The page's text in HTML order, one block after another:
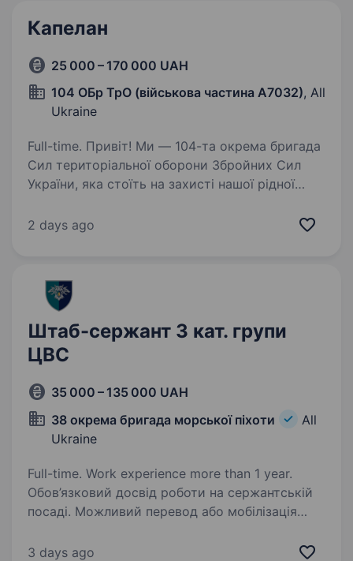
Капелан
25 000 – 170 000 UAH
104 ОБр ТрО (військова частина А7032), All
Ukraine
Full-time. Привіт! Ми — 104-та окрема бригада
Сил територіальної оборони Збройних Сил
України, яка стоїть на захисті нашої рідної
підтримка бойового духу та захист
2 days ago
Штаб-сержант 3 кат. групи
ЦВС
35 000 – 135 000 UAH
38 окрема бригада морської піхоти
All
Ukraine
Full-time. Work experience more than 1 year.
Обов’язковий досвід роботи на сержантській
посаді. Можливий перевод або мобілізація
38-ма окрема бригада морської піхоти —
3 days ago